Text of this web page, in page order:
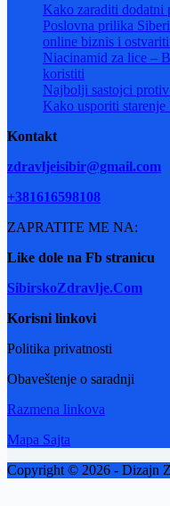
Kako zaraditi dodatni
Poslovna prilika
online biznis i
Niacinamid za lice –
koristiti
Najbolji sastojci
Kako usporiti starenje
Kontakt
zdravljeisibir@gmail.com
+381616598108
ZAPRATITE ME NA:
Like dole na Fb stranicu
SibirskoZdravlje.Com
Korisni linkovi
Politika privatnosti
Obaveštenje o saradnji
Razmena linkova
Mapa Sajta
Copyright © 2026 - Dizajn